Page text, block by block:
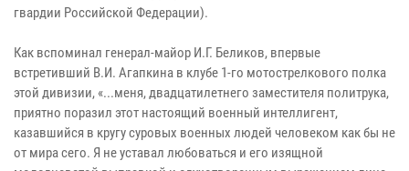
гвардии Российской Федерации).
Как вспоминал генерал-майор И.Г. Беликов, впервые
встретивший В.И. Агапкина в клубе 1-го мотострелкового полка
этой дивизии, «...меня, двадцатилетнего заместителя политрука,
приятно поразил этот настоящий военный интеллигент,
казавшийся в кругу суровых военных людей человеком как бы не
от мира сего. Я не уставал любоваться и его изящной